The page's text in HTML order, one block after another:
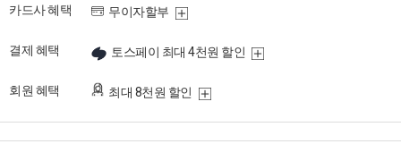
카드사 혜택 무이자할부
결제 혜택 토스페이 최대 4천원 할인
회원 혜택 최대 8천원 할인